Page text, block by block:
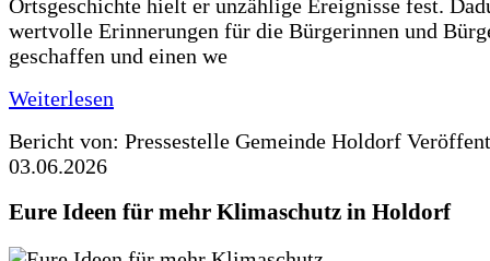
Ortsgeschichte hielt er unzählige Ereignisse fest.
wertvolle Erinnerungen für die Bürgerinnen und
geschaffen und einen we
Weiterlesen
Bericht von: Pressestelle Gemeinde Holdorf
03.06.2026
Eure Ideen für mehr Klimaschutz in Holdorf